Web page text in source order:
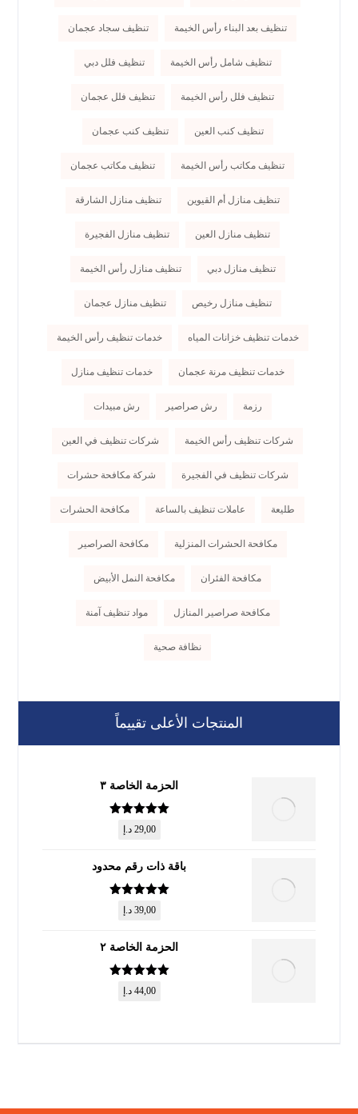
تنظيف بعد البناء رأس الخيمة تنظيف سجاد عجمان
تنظيف شامل رأس الخيمة تنظيف فلل دبي
تنظيف فلل رأس الخيمة تنظيف فلل عجمان
تنظيف كنب العين تنظيف كنب عجمان
تنظيف مكاتب رأس الخيمة تنظيف مكاتب عجمان
تنظيف منازل أم القيوين تنظيف منازل الشارقة
تنظيف منازل العين تنظيف منازل الفجيرة
تنظيف منازل دبي تنظيف منازل رأس الخيمة
تنظيف منازل رخيص تنظيف منازل عجمان
خدمات تنظيف خزانات المياه خدمات تنظيف رأس الخيمة
خدمات تنظيف مرنة عجمان خدمات تنظيف منازل
رزمة رش صراصير رش مبيدات
شركات تنظيف رأس الخيمة شركات تنظيف في العين
شركات تنظيف في الفجيرة شركة مكافحة حشرات
طليعة عاملات تنظيف بالساعة مكافحة الحشرات
مكافحة الحشرات المنزلية مكافحة الصراصير
مكافحة الفئران مكافحة النمل الأبيض
مكافحة صراصير المنازل مواد تنظيف آمنة
نظافة صحية
المنتجات الأعلى تقييماً
الحزمة الخاصة ٣
تم التقييم
من 5
29,00 د.إ
باقة ذات رقم محدود
تم التقييم
من 5
39,00 د.إ
الحزمة الخاصة ٢
تم التقييم
من 5
44,00 د.إ